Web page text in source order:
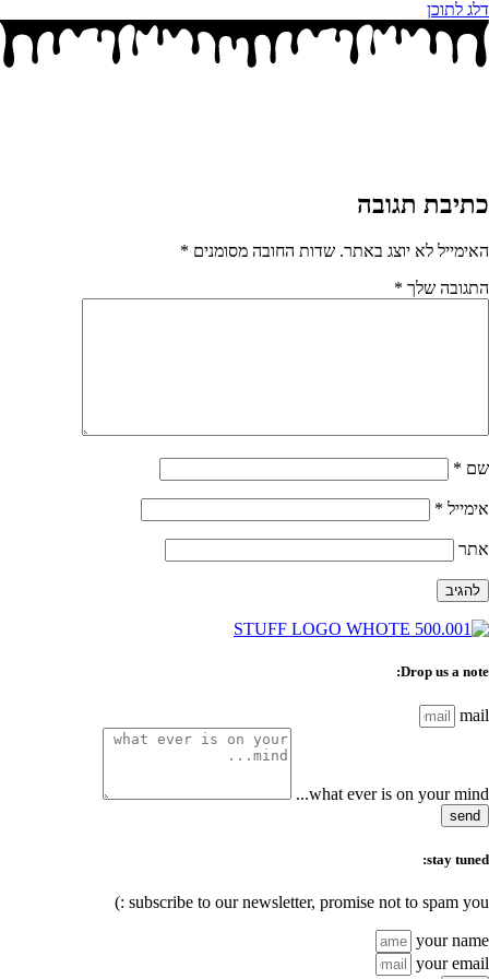
דלג לתוכן
כתיבת תגובה
האימייל לא יוצג באתר. שדות החובה מסומנים *
התגובה שלך *
שם *
אימייל *
אתר
Drop us a note:
mail
what ever is on your mind...
send
stay tuned:
subscribe to our newsletter, promise not to spam you :)
your name
your email